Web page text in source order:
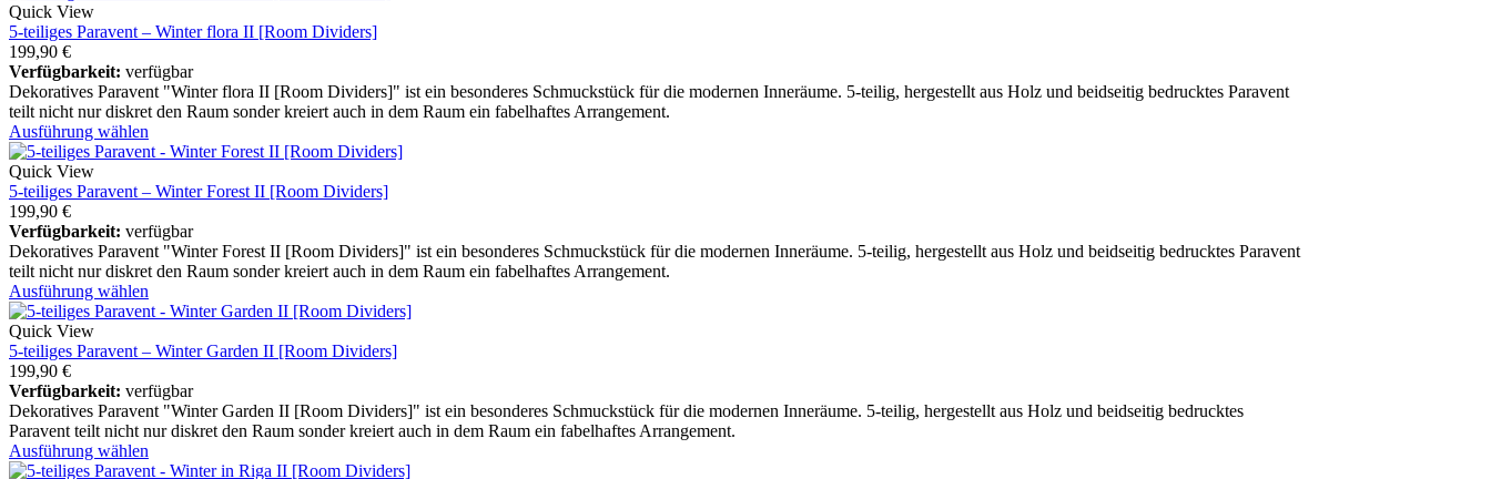
Quick View
5-teiliges Paravent – Winter flora II [Room Dividers]
199,90 €
Verfügbarkeit: verfügbar
Dekoratives Paravent "Winter flora II [Room Dividers]" ist ein besonderes Schmuckstück für die modernen Inneräume. 5-teilig, hergestellt aus Holz und beidseitig bedrucktes Paravent
teilt nicht nur diskret den Raum sonder kreiert auch in dem Raum ein fabelhaftes Arrangement.
Ausführung wählen
Quick View
5-teiliges Paravent – Winter Forest II [Room Dividers]
199,90 €
Verfügbarkeit: verfügbar
Dekoratives Paravent "Winter Forest II [Room Dividers]" ist ein besonderes Schmuckstück für die modernen Inneräume. 5-teilig, hergestellt aus Holz und beidseitig bedrucktes Paravent
teilt nicht nur diskret den Raum sonder kreiert auch in dem Raum ein fabelhaftes Arrangement.
Ausführung wählen
Quick View
5-teiliges Paravent – Winter Garden II [Room Dividers]
199,90 €
Verfügbarkeit: verfügbar
Dekoratives Paravent "Winter Garden II [Room Dividers]" ist ein besonderes Schmuckstück für die modernen Inneräume. 5-teilig, hergestellt aus Holz und beidseitig bedrucktes
Paravent teilt nicht nur diskret den Raum sonder kreiert auch in dem Raum ein fabelhaftes Arrangement.
Ausführung wählen